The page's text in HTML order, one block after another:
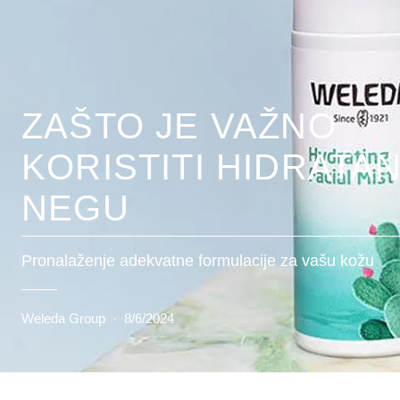
ZAŠTO JE VAŽNO
KORISTITI
NEGU
Pronalaženje adekvatne formulacije za vašu kožu
Weleda Group · 8/6/2024